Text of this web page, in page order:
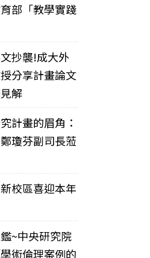
部「教學實踐
抄襲!成大外
分享計畫論文
解
計畫的眉角：
瓊芬副司長蒞
校區喜迎本年
~中央研究院
術倫理案例的